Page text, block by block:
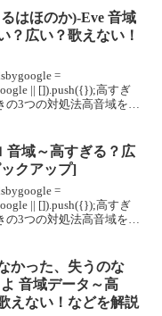
はほのか)-Eve 音域
？広い？歌えない！
=
|| []).push({});高すぎ
3つの対処法高音域を広
音域～高すぎる？広
クアップ]
=
|| []).push({});高すぎ
3つの対処法高音域を広
かった、失うのな
音域データ～高
えない！などを解説